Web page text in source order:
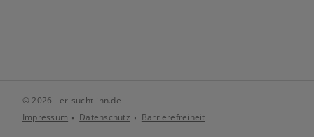
© 2026 - er-sucht-ihn.de
Impressum
Datenschutz Barrierefreiheit